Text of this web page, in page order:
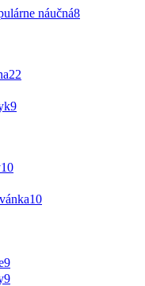
náučná8
22
9
10
10
9
9